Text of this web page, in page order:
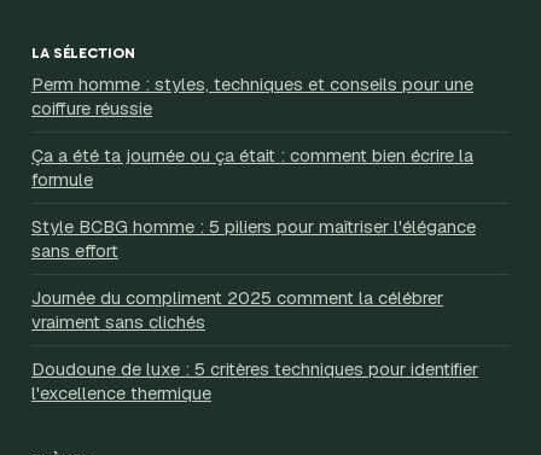
LA SÉLECTION
Perm homme : styles, techniques et conseils pour une
coiffure réussie
Ça a été ta journée ou ça était : comment bien écrire la
formule
Style BCBG homme : 5 piliers pour maîtriser l'élégance
sans effort
Journée du compliment 2025 comment la célébrer
vraiment sans clichés
Doudoune de luxe : 5 critères techniques pour identifier
l'excellence thermique